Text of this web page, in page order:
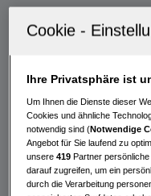
Ihre Privatsphäre ist
Um Ihnen die Dienste dieser
Cookies und ähnliche
notwendig sind (Notwendige
Angebot für Sie laufend zu
unsere419 Partner
darauf zugreifen, um ein
durch die Verarbeitung